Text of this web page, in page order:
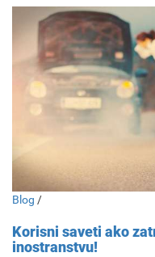
Blog /
Korisni saveti ako
inostranstvu!